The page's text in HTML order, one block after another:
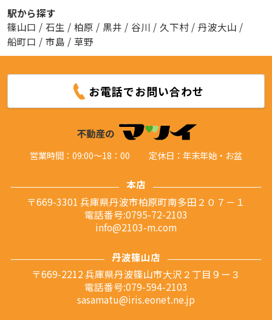
駅から探す
篠山口 / 石生 / 柏原 / 黒井 / 谷川 / 久下村 / 丹波大山 /
船町口 / 市島 / 草野
お電話でお問い合わせ
営業時間：09:00～18：00 定休日：年末年始・お盆
本店
〒669-3301 兵庫県丹波市柏原町南多田２０７－１
電話番号:0795-72-2103
info@2103-m.com
丹波篠山店
〒669-2212 兵庫県丹波篠山市大沢２丁目９ー３
電話番号:079-594-2103
sasamatu@iris.eonet.ne.jp